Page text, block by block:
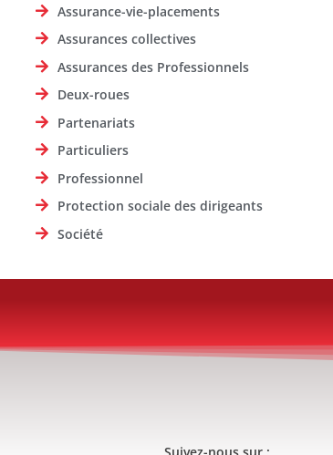
Assurance-vie-placements
Assurances collectives
Assurances des Professionnels
Deux-roues
Partenariats
Particuliers
Professionnel
Protection sociale des dirigeants
Société
Suivez-nous sur :